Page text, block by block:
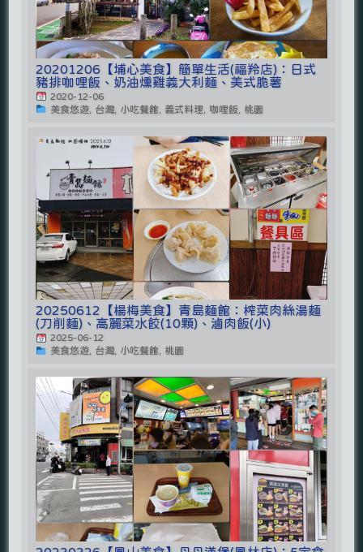
20201206【埔心美食】簡單生活(福羚店)：日式
豬排咖哩飯、奶油燻雞義大利麵、美式脆薯
2020-12-06
美食悠遊, 台灣, 小吃餐館, 義式料理, 咖哩飯, 桃園
20250612【楊梅美食】青島麵館：榨菜肉絲湯麵
(刀削麵)、高麗菜水餃(10顆)、滷肉飯(小)
2025-06-12
美食悠遊, 台灣, 小吃餐館, 桃園